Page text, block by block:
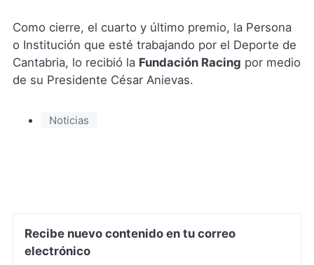
Como cierre, el cuarto y último premio, la Persona
o Institución que esté trabajando por el Deporte de
Cantabria, lo recibió la Fundación Racing por medio
de su Presidente César Anievas.
Noticias
Recibe nuevo contenido en tu correo
electrónico